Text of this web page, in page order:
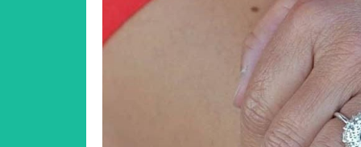
Anillo oricio pequeño